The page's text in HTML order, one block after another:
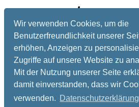
Wir verwenden Cookies, um die
Benutzerfreundlichkeit unserer
erhöhen, Anzeigen zu
Zugriffe auf unsere Website zu
Mit der Nutzung unserer Seite
damit einverstanden, dass wir
verwenden. Datenschutzerklärung